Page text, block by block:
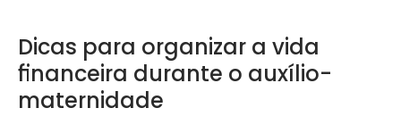
Dicas para organizar a vida
financeira durante o auxílio-
maternidade